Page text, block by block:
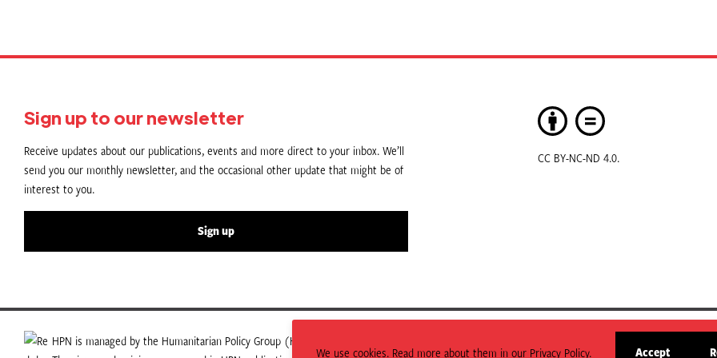
We use cookies. Read more about them in our Privacy Policy. Accept
Sign up to our newsletter
Receive updates about our publications, events and more direct to your inbox. We’ll
send you our monthly newsletter, and the occasional other update that might be of
interest to you.
Sign up
CC BY-NC-ND 4.0.
HPN is managed by the Humanitarian Policy Group (HPG) which is part of ODI Global.